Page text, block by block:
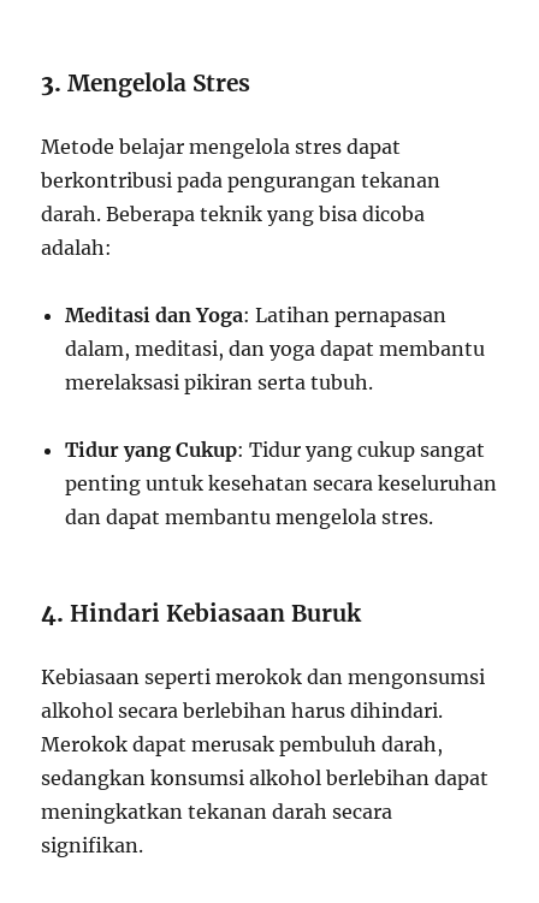
3.Mengelola Stres
Metode belajar mengelola stres dapat
berkontribusi pada pengurangan tekanan
darah. Beberapa teknik yang bisa dicoba
adalah:
Meditasi dan Yoga: Latihan pernapasan
dalam, meditasi, dan yoga dapat membantu
merelaksasi pikiran serta tubuh.
Tidur yang Cukup: Tidur yang cukup sangat
penting untuk kesehatan secara keseluruhan
dan dapat membantu mengelola stres.
4.Hindari Kebiasaan Buruk
Kebiasaan seperti merokok dan mengonsumsi
alkohol secara berlebihan harus dihindari.
Merokok dapat merusak pembuluh darah,
sedangkan konsumsi alkohol berlebihan dapat
meningkatkan tekanan darah secara
signifikan.